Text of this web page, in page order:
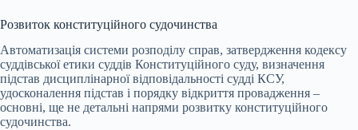
Розвиток конституційного судочинства
Автоматизація системи розподілу справ, затвердження кодексу
суддівської етики суддів Конституційного суду, визначення
підстав дисциплінарної відповідальності судді КСУ,
удосконалення підстав і порядку відкриття провадження –
основні, ще не детальні напрями розвитку конституційного
судочинства.